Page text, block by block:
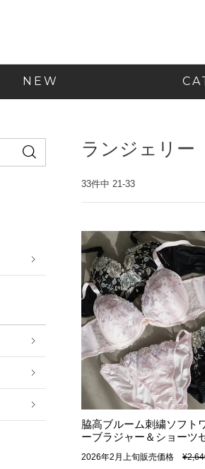
NEW
ランジェリー
33件中 21-33
脇高ブルーム刺繍ソフト
ーブラジャー＆ショーツ
2026年2月上旬販売価格 ¥